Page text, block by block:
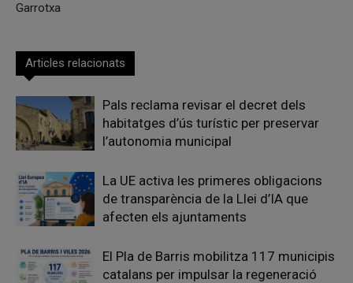
Garrotxa
Articles relacionats
Pals reclama revisar el decret dels
habitatges d’ús turístic per preservar
l’autonomia municipal
La UE activa les primeres obligacions
de transparència de la Llei d’IA que
afecten els ajuntaments
El Pla de Barris mobilitza 117 municipis
catalans per impulsar la regeneració